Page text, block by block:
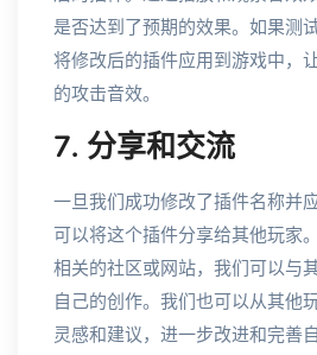
是否达到了预期的效果。如果测
将修改后的插件应用到游戏中，
的攻击音效。
7. 分享和交流
一旦我们成功修改了插件名称并
可以将这个插件分享给其他玩家
相关的社区或网站，我们可以与
自己的创作。我们也可以从其他
灵感和建议，进一步改进和完善